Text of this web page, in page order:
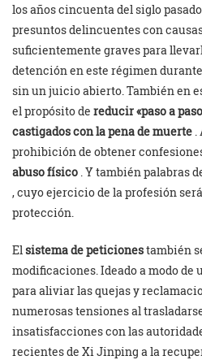
los años cincuenta del siglo
presuntos delincuentes con
suficientemente graves para
detención en este régimen
sin un juicio abierto. También en
el propósito de reducir «paso a
castigados con la pena de muerte .
prohibición de obtener
abuso físico . Y también palabras
, cuyo ejercicio de la profesión
protección.
El sistema de peticionestambién
modificaciones. Ideado a modo de
para aliviar las quejas y
numerosas tensiones al
insatisfacciones con las
recientes de Xi Jinping a la